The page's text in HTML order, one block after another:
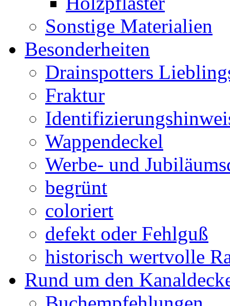
Sonstige Materialien
Besonderheiten
Drainspotters
Fraktur
Wappendeckel
Werbe- und
begrünt
coloriert
defekt oder Fehlguß
historisch wertvolle
Rund um den